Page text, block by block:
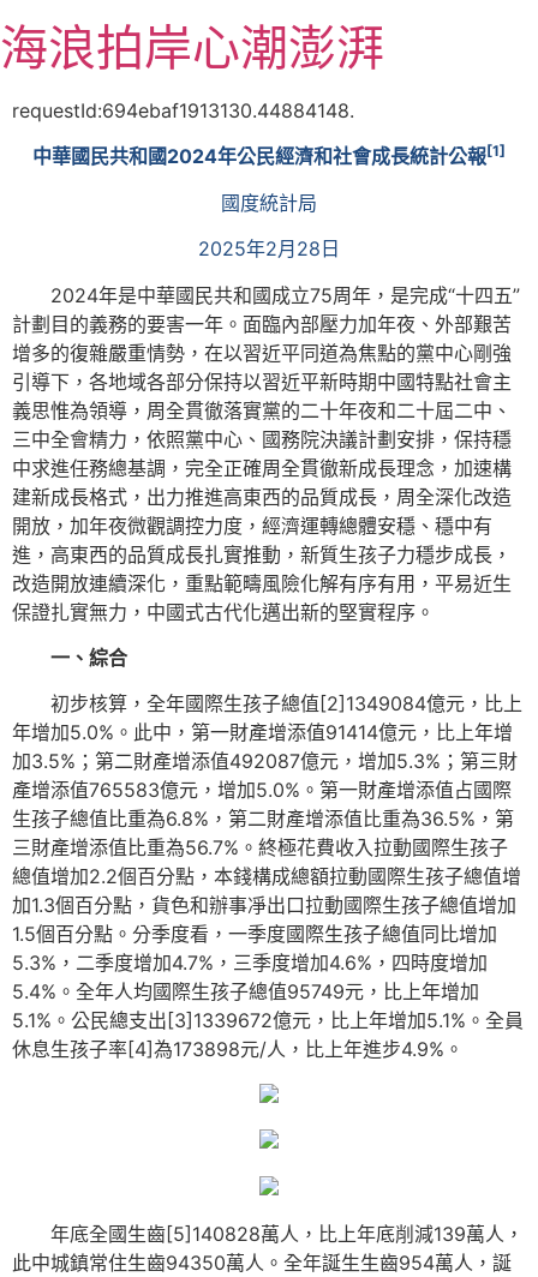
至
主海浪拍岸心潮澎湃
requestId:694ebaf1913130.44884148.
中華國民共和國2024年公民經濟和社會成長統計公報[1]
國度統計局
2025年2月28日
2024年是中華國民共和國成立75周年，是完成“十四五”
計劃目的義務的要害一年。面臨內部壓力加年夜、外部艱苦
增多的復雜嚴重情勢，在以習近平同道為焦點的黨中心剛強
引導下，各地域各部分保持以習近平新時期中國特點社會主
義思惟為領導，周全貫徹落實黨的二十年夜和二十屆二中、
三中全會精力，依照黨中心、國務院決議計劃安排，保持穩
中求進任務總基調，完全正確周全貫徹新成長理念，加速構
建新成長格式，出力推進高東西的品質成長，周全深化改造
開放，加年夜微觀調控力度，經濟運轉總體安穩、穩中有
進，高東西的品質成長扎實推動，新質生孩子力穩步成長，
改造開放連續深化，重點範疇風險化解有序有用，平易近生
保證扎實無力，中國式古代化邁出新的堅實程序。
一、綜合
初步核算，全年國際生孩子總值[2]1349084億元，比上
年增加5.0%。此中，第一財產增添值91414億元，比上年增
加3.5%；第二財產增添值492087億元，增加5.3%；第三財
產增添值765583億元，增加5.0%。第一財產增添值占國際
生孩子總值比重為6.8%，第二財產增添值比重為36.5%，第
三財產增添值比重為56.7%。終極花費收入拉動國際生孩子
總值增加2.2個百分點，本錢構成總額拉動國際生孩子總值增
加1.3個百分點，貨色和辦事凈出口拉動國際生孩子總值增加
1.5個百分點。分季度看，一季度國際生孩子總值同比增加
5.3%，二季度增加4.7%，三季度增加4.6%，四時度增加
5.4%。全年人均國際生孩子總值95749元，比上年增加
5.1%。公民總支出[3]1339672億元，比上年增加5.1%。全員
休息生孩子率[4]為173898元/人，比上年進步4.9%。
年底全國生齒[5]140828萬人，比上年底削減139萬人，
此中城鎮常住生齒94350萬人。全年誕生生齒954萬人，誕